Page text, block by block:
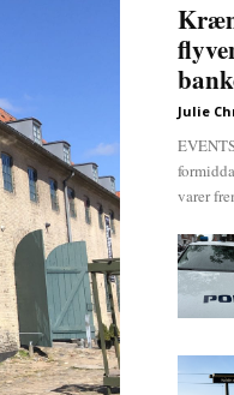
Julie
varer